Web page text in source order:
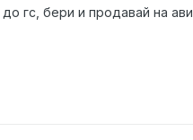
гс, бери и продавай на